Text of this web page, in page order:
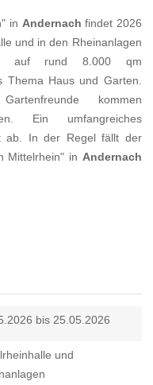
in Andernach findet 2026
und in den Rheinanlagen
auf rund 8.000 qm
Thema Haus und Garten.
kommen
Ein umfangreiches
ab. In der Regel fällt der
Mittelrhein" in Andernach
bis 25.05.2026
und